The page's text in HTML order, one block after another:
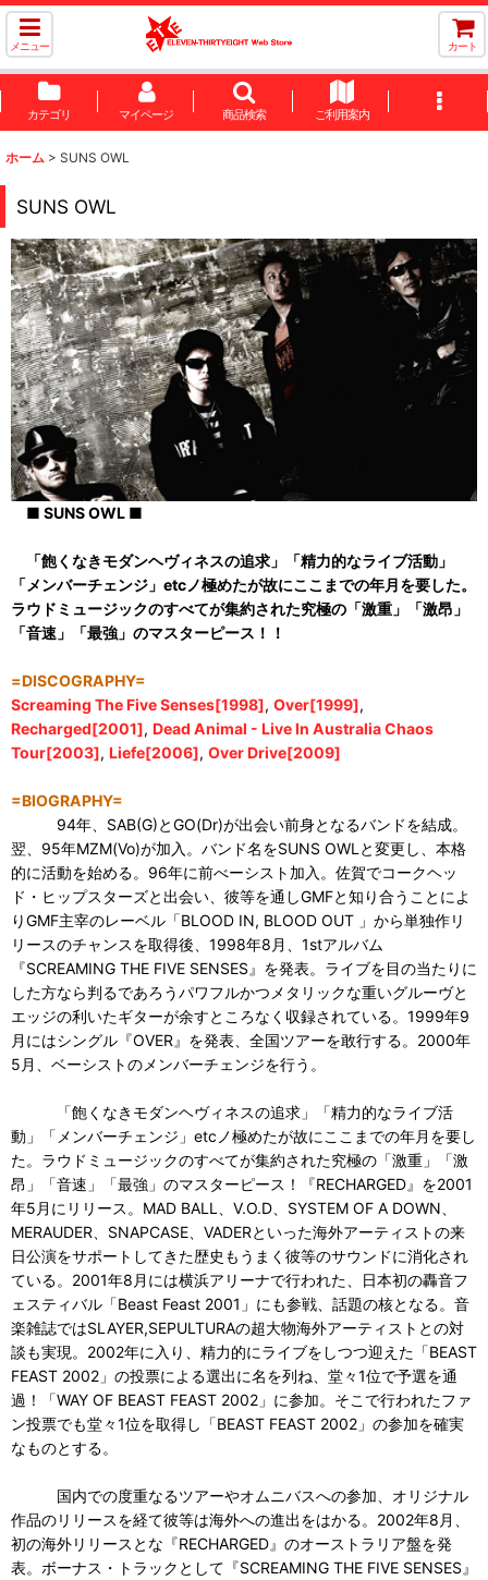
メニュー カート
カテゴリ マイページ 商品検索 ご利用案内
ホーム > SUNS OWL
SUNS OWL
■ SUNS OWL ■
「飽くなきモダンヘヴィネスの追求」「精力的なライブ活動」
「メンバーチェンジ」etcノ極めたが故にここまでの年月を要した。
ラウドミュージックのすべてが集約された究極の「激重」「激昂」
「音速」「最強」のマスターピース！！
=DISCOGRAPHY=
Screaming The Five Senses[1998], Over[1999],
Recharged[2001], Dead Animal - Live In Australia Chaos
Tour[2003], Liefe[2006], Over Drive[2009]
=BIOGRAPHY=
94年、SAB(G)とGO(Dr)が出会い前身となるバンドを結成。
翌、95年MZM(Vo)が加入。バンド名をSUNS OWLと変更し、本格
的に活動を始める。96年に前べーシスト加入。佐賀でコークヘッ
ド・ヒップスターズと出会い、彼等を通しGMFと知り合うことによ
りGMF主宰のレーベル「BLOOD IN, BLOOD OUT 」から単独作リ
リースのチャンスを取得後、1998年8月、1stアルバム
『SCREAMING THE FIVE SENSES』を発表。ライブを目の当たりに
した方なら判るであろうパワフルかつメタリックな重いグルーヴと
エッジの利いたギターが余すところなく収録されている。1999年9
月にはシングル『OVER』を発表、全国ツアーを敢行する。2000年
5月、ベーシストのメンバーチェンジを行う。
「飽くなきモダンヘヴィネスの追求」「精力的なライブ活
動」「メンバーチェンジ」etcノ極めたが故にここまでの年月を要し
た。ラウドミュージックのすべてが集約された究極の「激重」「激
昂」「音速」「最強」のマスターピース！『RECHARGED』を2001
年5月にリリース。MAD BALL、V.O.D、SYSTEM OF A DOWN、
MERAUDER、SNAPCASE、VADERといった海外アーティストの来
日公演をサポートしてきた歴史もうまく彼等のサウンドに消化され
ている。2001年8月には横浜アリーナで行われた、日本初の轟音フ
ェスティバル「Beast Feast 2001」にも参戦、話題の核となる。音
楽雑誌ではSLAYER,SEPULTURAの超大物海外アーティストとの対
談も実現。2002年に入り、精力的にライブをしつつ迎えた「BEAST
FEAST 2002」の投票による選出に名を列ね、堂々1位で予選を通
過！「WAY OF BEAST FEAST 2002」に参加。そこで行われたファ
ン投票でも堂々1位を取得し「BEAST FEAST 2002」の参加を確実
なものとする。
国内での度重なるツアーやオムニバスへの参加、オリジナル
作品のリリースを経て彼等は海外への進出をはかる。2002年8月、
初の海外リリースとな『RECHARGED』のオーストラリア盤を発
表。ボーナス・トラックとして『SCREAMING THE FIVE SENSES』